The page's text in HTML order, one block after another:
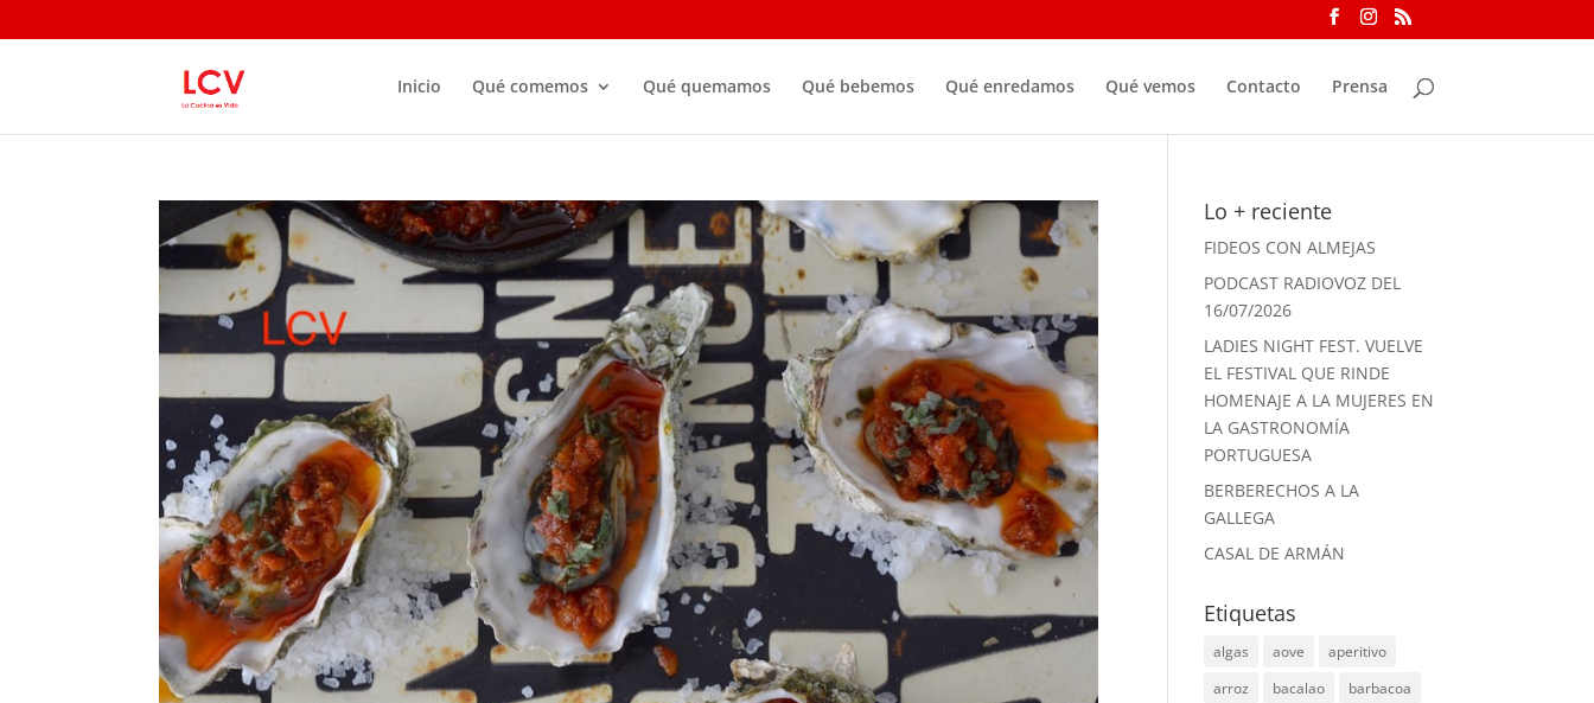
Inicio Qué comemos Qué quemamos Qué bebemos Qué enredamos Qué vemos Contacto Prensa
Lo + reciente
FIDEOS CON ALMEJAS
PODCAST RADIOVOZ DEL
16/07/2026
LADIES NIGHT FEST. VUELVE
EL FESTIVAL QUE RINDE
HOMENAJE A LA MUJERES EN
LA GASTRONOMÍA
PORTUGUESA
BERBERECHOS A LA
GALLEGA
CASAL DE ARMÁN
Etiquetas
algas aove
aperitivo
arroz
bacalao
barbacoa